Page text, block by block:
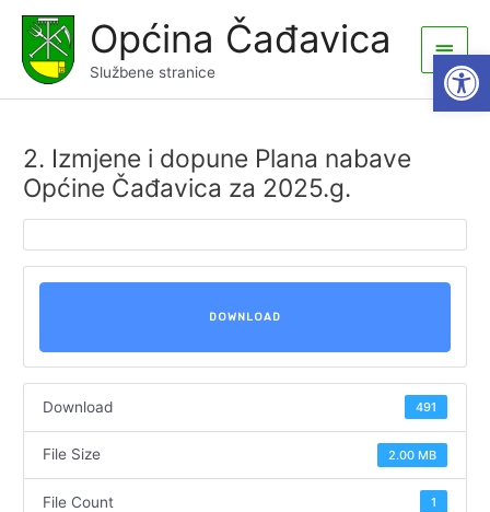
content
Općina Čađavica
Službene stranice
Main
Menu
2. Izmjene i dopune Plana nabave
Općine Čađavica za 2025.g.
DOWNLOAD
Download 491
File Size 2.00 MB
File Count 1